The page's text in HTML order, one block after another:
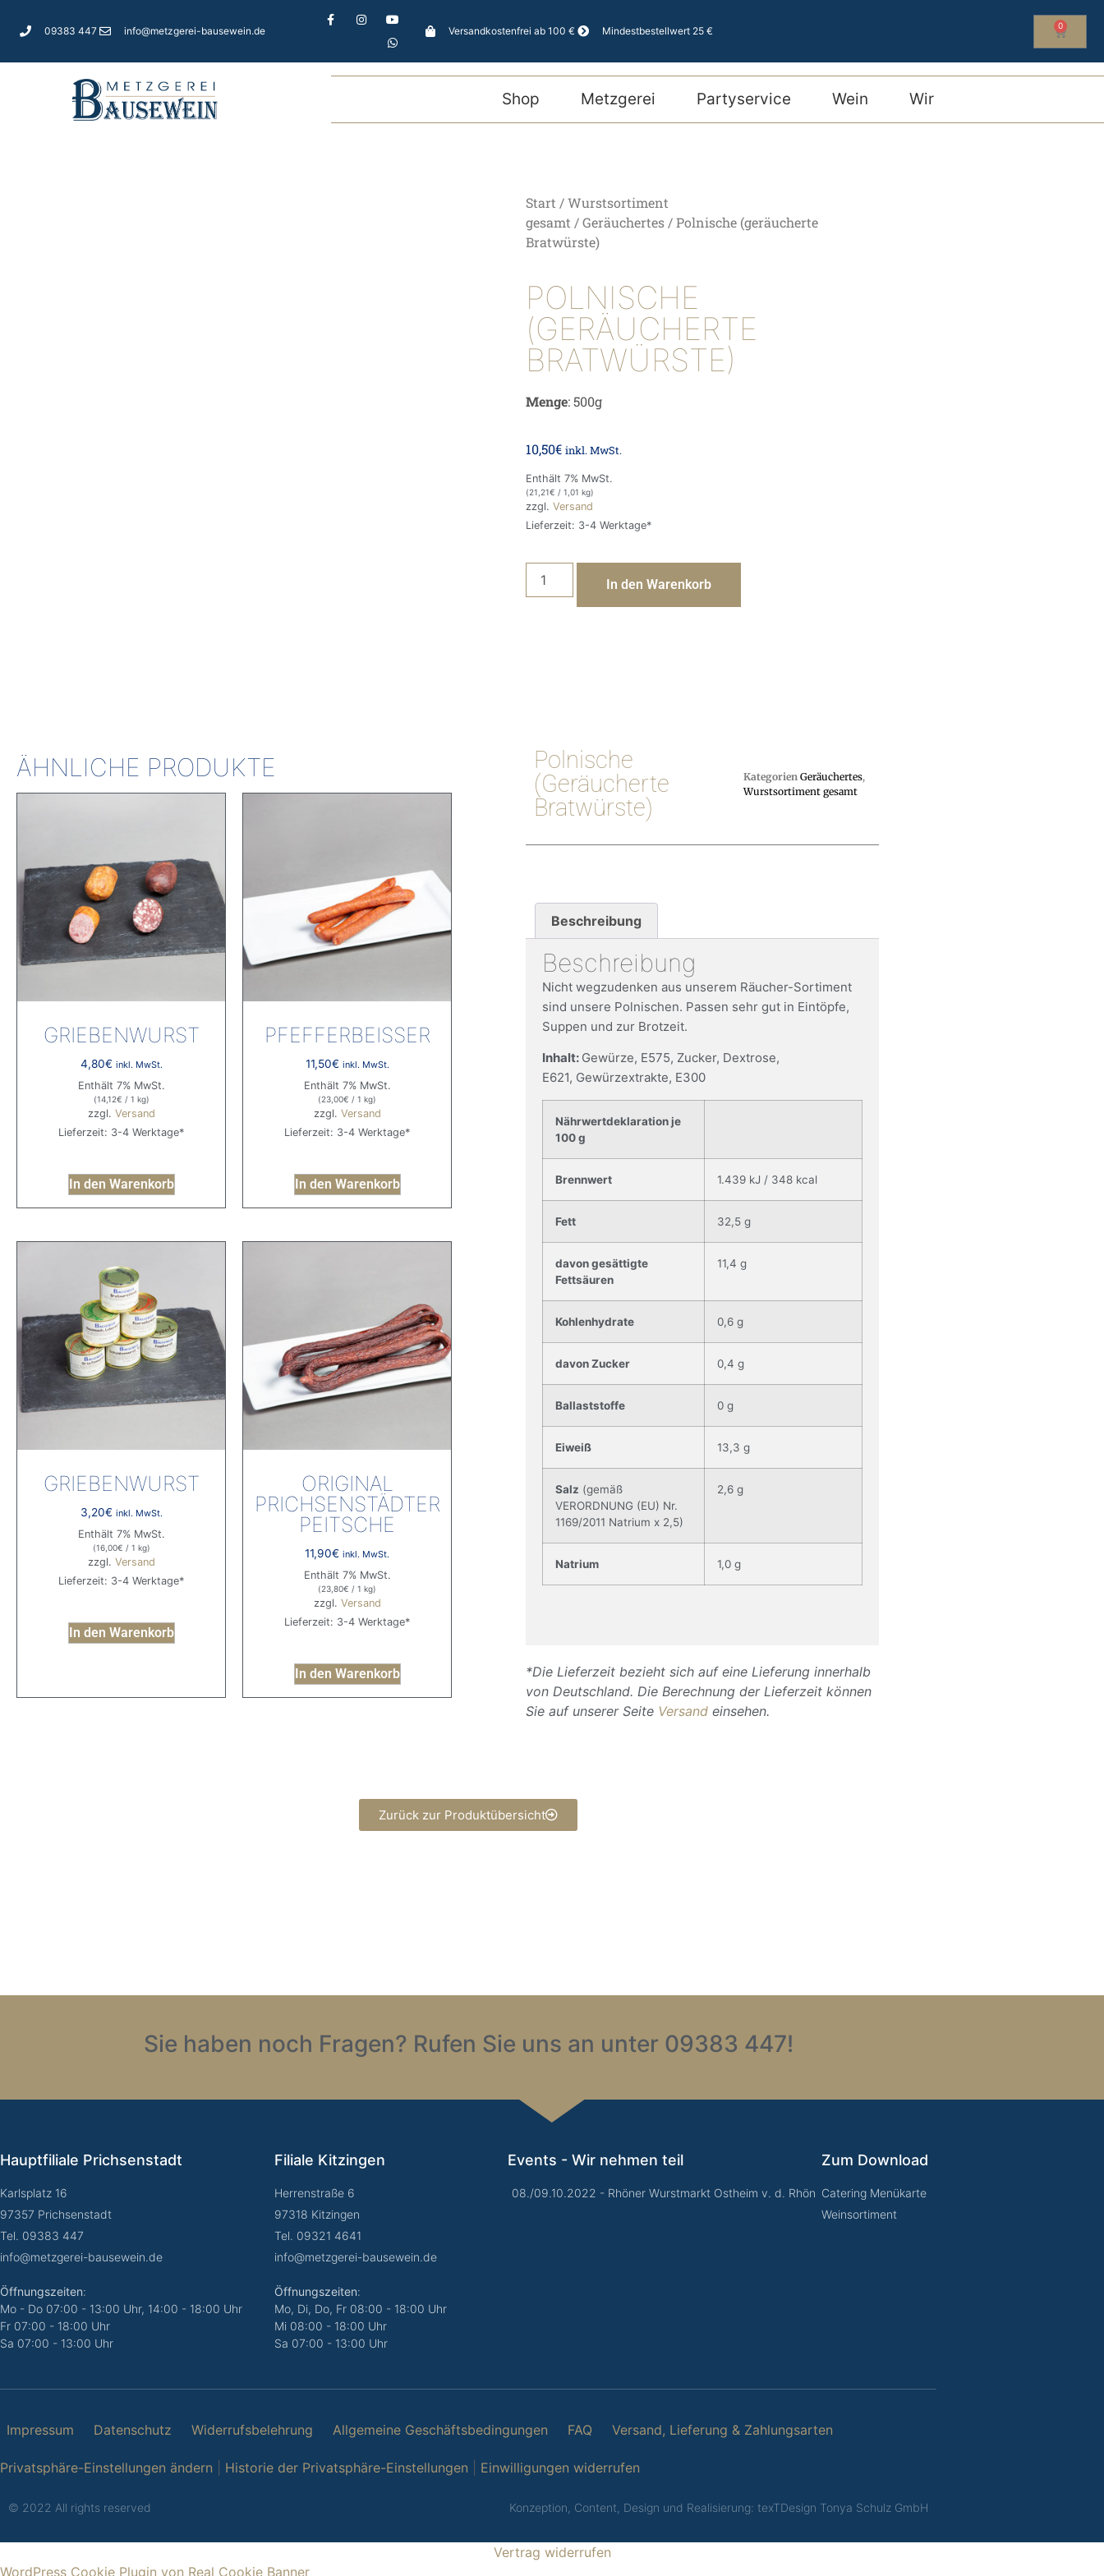
09383 447 info@metzgerei-bausewein.de Versandkostenfrei ab 100 € Mindestbestellwert 25 € 0
Shop Metzgerei Partyservice Wein Wir
Start /Wurstsortiment
gesamt /Geräuchertes / Polnische (geräucherte
Bratwürste)
POLNISCHE
(GERÄUCHERTE
BRATWÜRSTE)
Menge: 500g
10,50€ inkl. MwSt.
Enthält 7% MwSt.
(21,21€ / 1,01 kg)
zzgl. Versand
Lieferzeit: 3-4 Werktage*
In den Warenkorb
ÄHNLICHE PRODUKTE
GRIEBENWURST
4,80€ inkl. MwSt.
Enthält 7% MwSt.
(14,12€ / 1 kg)
zzgl. Versand
Lieferzeit: 3-4 Werktage*
In den Warenkorb
PFEFFERBEISSER
11,50€ inkl. MwSt.
Enthält 7% MwSt.
(23,00€ / 1 kg)
zzgl. Versand
Lieferzeit: 3-4 Werktage*
In den Warenkorb
GRIEBENWURST
3,20€ inkl. MwSt.
Enthält 7% MwSt.
(16,00€ / 1 kg)
zzgl. Versand
Lieferzeit: 3-4 Werktage*
In den Warenkorb
ORIGINAL
PRICHSENSTÄDTER
PEITSCHE
11,90€ inkl. MwSt.
Enthält 7% MwSt.
(23,80€ / 1 kg)
zzgl. Versand
Lieferzeit: 3-4 Werktage*
In den Warenkorb
Polnische
(geräucherte
Bratwürste)
Kategorien Geräuchertes,
Wurstsortiment gesamt
Beschreibung
Beschreibung
Nicht wegzudenken aus unserem Räucher-Sortiment
sind unsere Polnischen. Passen sehr gut in Eintöpfe,
Suppen und zur Brotzeit.
Inhalt: Gewürze, E575, Zucker, Dextrose,
E621, Gewürzextrakte, E300
Nährwertdeklaration je
100 g
Brennwert 1.439 kJ / 348 kcal
Fett 32,5 g
davon gesättigte
Fettsäuren
11,4 g
Kohlenhydrate 0,6 g
davon Zucker 0,4 g
Ballaststoffe 0 g
Eiweiß 13,3 g
Salz (gemäß
VERORDNUNG (EU) Nr.
1169/2011 Natrium x 2,5)
2,6 g
Natrium 1,0 g
*Die Lieferzeit bezieht sich auf eine Lieferung innerhalb
von Deutschland. Die Berechnung der Lieferzeit können
Sie auf unserer Seite Versand einsehen.
Zurück zur Produktübersicht
Sie haben noch Fragen? Rufen Sie uns an unter 09383 447!
Hauptfiliale Prichsenstadt
Karlsplatz 16
97357 Prichsenstadt
Tel. 09383 447
info@metzgerei-bausewein.de
Öffnungszeiten:
Mo - Do 07:00 - 13:00 Uhr, 14:00 - 18:00 Uhr
Fr 07:00 - 18:00 Uhr
Sa 07:00 - 13:00 Uhr
Filiale Kitzingen
Herrenstraße 6
97318 Kitzingen
Tel. 09321 4641
info@metzgerei-bausewein.de
Öffnungszeiten:
Mo, Di, Do, Fr 08:00 - 18:00 Uhr
Mi 08:00 - 18:00 Uhr
Sa 07:00 - 13:00 Uhr
Events - Wir nehmen teil
08./09.10.2022 - Rhöner Wurstmarkt Ostheim v. d. Rhön
Zum Download
Catering Menükarte
Weinsortiment
Impressum Datenschutz Widerrufsbelehrung Allgemeine Geschäftsbedingungen FAQ Versand, Lieferung & Zahlungsarten
Privatsphäre-Einstellungen ändern Historie der Privatsphäre-Einstellungen Einwilligungen widerrufen
© 2022 All rights reserved Konzeption, Content, Design und Realisierung: texTDesign Tonya Schulz GmbH
Vertrag widerrufen
WordPress Cookie Plugin von Real Cookie Banner